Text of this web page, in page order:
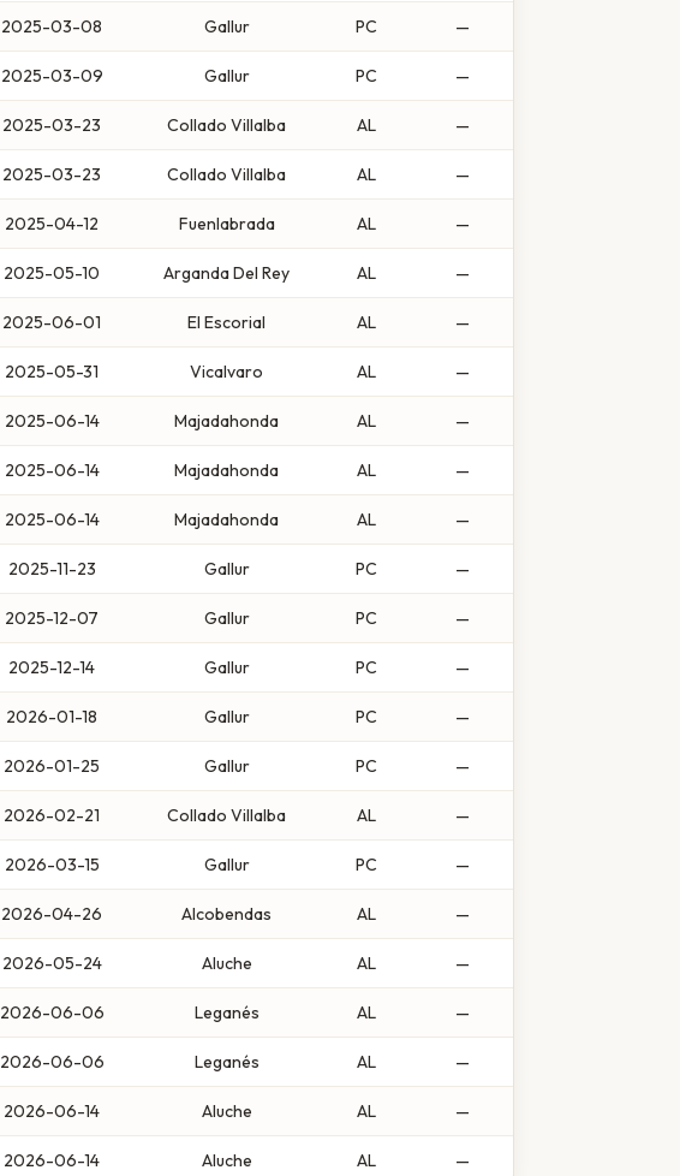
2025-03-08 Gallur PC —
2025-03-09 Gallur PC —
2025-03-23 Collado Villalba AL —
2025-03-23 Collado Villalba AL —
2025-04-12 Fuenlabrada AL —
2025-05-10 Arganda Del Rey AL —
2025-06-01 El Escorial AL —
2025-05-31 Vicalvaro AL —
2025-06-14 Majadahonda AL —
2025-06-14 Majadahonda AL —
2025-06-14 Majadahonda AL —
2025-11-23 Gallur PC —
2025-12-07 Gallur PC —
2025-12-14 Gallur PC —
2026-01-18 Gallur PC —
2026-01-25 Gallur PC —
2026-02-21 Collado Villalba AL —
2026-03-15 Gallur PC —
2026-04-26 Alcobendas AL —
2026-05-24 Aluche AL —
2026-06-06 Leganés AL —
2026-06-06 Leganés AL —
2026-06-14 Aluche AL —
2026-06-14 Aluche AL —